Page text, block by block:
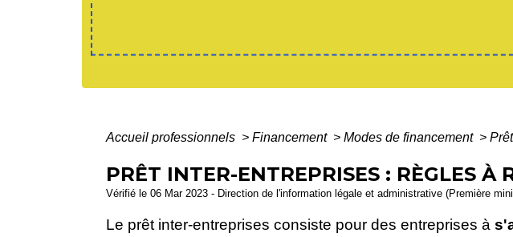
Accueil professionnels > Financement > Modes de financement >
PRÊT INTER-ENTREPRISES : RÈGLES À
Vérifié le 06 Mar 2023 - Direction de l'information légale et administrative (Première
Le prêt inter-entreprises consiste pour des entreprises à